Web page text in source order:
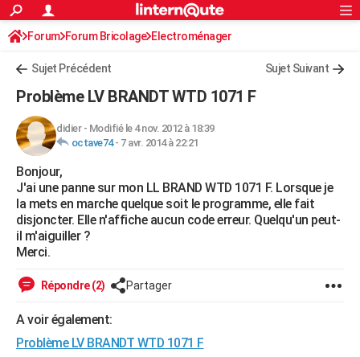
ACTUALITÉS
Politique
Société
Faits Divers
Education
Monde
Villes
+
FINANCE
Retraite
Impôts
Epargne
Immobilier
Risques naturels par ville
Banque
Assurance
Crédit
AUTO
Essais
Réserver un essai
Citadines
Berlines
SUV
Forum auto
+HIGH-TECH
Mobiles
Meilleur smartphone
Internet
Ordinateurs
Jeux vidéo
Guide high-tech
+BRICOLAGE
Forum
Aménagement intérieur
Extérieur
Cuisine
Salle de bains
Jardinage
Rangement
WEEK-END
Guides de France
Escapades
Patrimoine
Expositions
Musées
Week-end nature
LIFESTYLE
SANTE
Alimentation
Guide de la santé
Maladies
Médicaments
Sommeil
VOYAGE
S'inscrire
Connexion
Forum Forum Bricolage Electroménager
Sujet Précédent Sujet Suivant
Problème LV BRANDT WTD 1071 F
didier- Modifié le 4 nov. 2012 à 18:39
octave74- 7 avr. 2014 à 22:21
Bonjour,
J'ai une panne sur mon LL BRAND WTD 1071 F. Lorsque je
la mets en marche quelque soit le programme, elle fait
disjoncter. Elle n'affiche aucun code erreur. Quelqu'un peut-
il m'aiguiller ?
Merci.
Répondre (2) Partager
A voir également:
Problème LV BRANDT WTD 1071 F